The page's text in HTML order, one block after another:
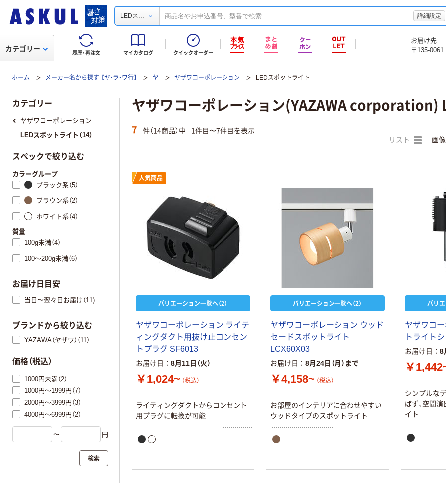
LEDス... 詳細設定
履歴・再注文 マイカタログ クイックオーダー
お届け先
〒135-0061
カテゴリー
ホーム メーカー名から探す-【ヤ・ラ・ワ行】 ヤ ヤザワコーポレーション LEDスポットライト
ヤザワコーポレーション(YAZAWA corporation)
7 件（14商品）中 1件目〜7件目を表示
リスト 画像
人気商品
バリエーション一覧へ（2）
ヤザワコーポレーション ライテ
ィングダクト用抜け止コンセン
トプラグ SF6013
お届け日 8月11日（火）
￥1,024~ （税込）
ライティングダクトからコンセント
用プラグに転換が可能
バリエーション一覧へ（2）
ヤザワコーポレーション ウッド
セードスポットライト
LCX60X03
お届け日 8月24日（月）まで
￥4,158~ （税込）
お部屋のインテリアに合わせやすい
ウッドタイプのスポットライト
バリエ
ヤザワコ
トライト
お届け日 8
￥
シンプルな
ばず、空間
イト
カテゴリー
ヤザワコーポレーション
LEDスポットライト（14）
スペックで絞り込む
カラーグループ
ブラック系（5）
ブラウン系（2）
ホワイト系（4）
質量
100g未満（4）
100～200g未満（6）
お届け日目安
当日〜翌々日お届け（11)
ブランドから絞り込む
YAZAWA（ヤザワ）（11）
価格（税込）
1000円未満（2）
1000円～1999円（7）
2000円～3999円（3）
4000円～6999円（2）
〜 円
検索